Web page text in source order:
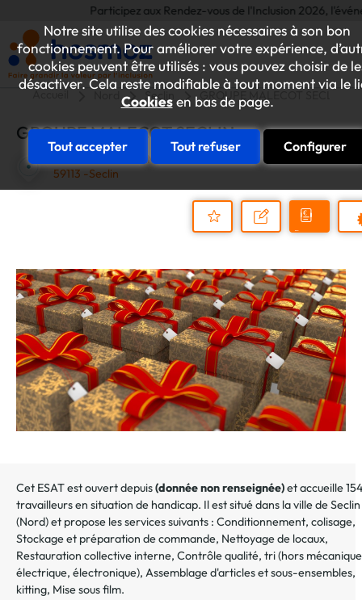
Notre site utilise des cookies nécessaires à son bon
fonctionnement. Pour améliorer votre expérience,
cookies peuvent être utilisés : vous pouvez choisir de
désactiver. Cela reste modifiable à tout moment via le
Cookiesen bas de page.
Tout accepter Tout refuser Configurer
Participez aux Rendez-vous de l'Inclusion 2026,
Accueil Seclin GROUPE MALECOT SECLIN
GROUPE MALECOT SECLIN
RUE DU MONT TEMPLEMARS
59113 -Seclin
au
dossier
Nous
Demander
Cet ESAT est ouvert depuis(donnée non renseignée)et accueille
travailleurs en situation de handicap. Il est situé dans la ville deSeclin
(Nord) et propose les services suivants : Conditionnement, colisage,
Stockage et préparation de commande, Nettoyage de locaux,
Restauration collective interne, Contrôle qualité, tri (hors
électrique, électronique), Assemblage d'articles et sous-ensembles,
kitting, Mise sous film.